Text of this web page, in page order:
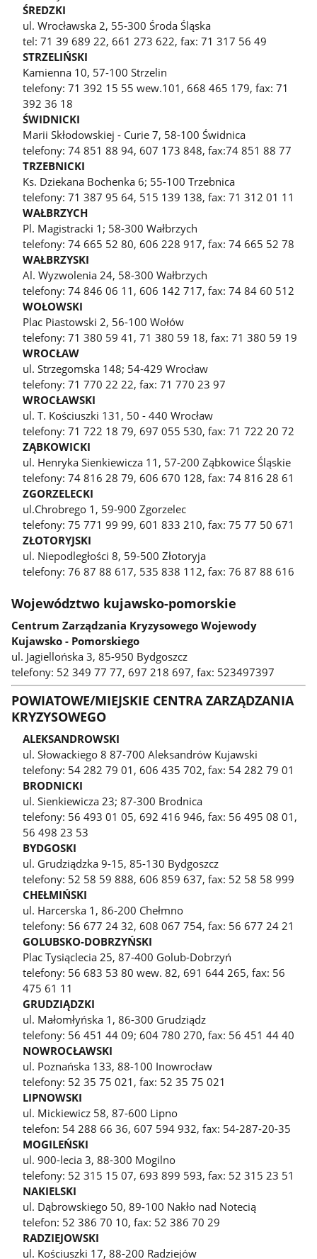
ŚREDZKI
ul. Wrocławska 2, 55-300 Środa Śląska
tel: 71 39 689 22, 661 273 622, fax: 71 317 56 49
STRZELIŃSKI
Kamienna 10, 57-100 Strzelin
telefony: 71 392 15 55 wew.101, 668 465 179, fax: 71
392 36 18
ŚWIDNICKI
Marii Skłodowskiej - Curie 7, 58-100 Świdnica
telefony: 74 851 88 94, 607 173 848, fax:74 851 88 77
TRZEBNICKI
Ks. Dziekana Bochenka 6; 55-100 Trzebnica
telefony: 71 387 95 64, 515 139 138, fax: 71 312 01 11
WAŁBRZYCH
Pl. Magistracki 1; 58-300 Wałbrzych
telefony: 74 665 52 80, 606 228 917, fax: 74 665 52 78
WAŁBRZYSKI
Al. Wyzwolenia 24, 58-300 Wałbrzych
telefony: 74 846 06 11, 606 142 717, fax: 74 84 60 512
WOŁOWSKI
Plac Piastowski 2, 56-100 Wołów
telefony: 71 380 59 41, 71 380 59 18, fax: 71 380 59 19
WROCŁAW
ul. Strzegomska 148; 54-429 Wrocław
telefony: 71 770 22 22, fax: 71 770 23 97
WROCŁAWSKI
ul. T. Kościuszki 131, 50 - 440 Wrocław
telefony: 71 722 18 79, 697 055 530, fax: 71 722 20 72
ZĄBKOWICKI
ul. Henryka Sienkiewicza 11, 57-200 Ząbkowice Śląskie
telefony: 74 816 28 79, 606 670 128, fax: 74 816 28 61
ZGORZELECKI
ul.Chrobrego 1, 59-900 Zgorzelec
telefony: 75 771 99 99, 601 833 210, fax: 75 77 50 671
ZŁOTORYJSKI
ul. Niepodległości 8, 59-500 Złotoryja
telefony: 76 87 88 617, 535 838 112, fax: 76 87 88 616
Województwo kujawsko-pomorskie
Centrum Zarządzania Kryzysowego Wojewody
Kujawsko - Pomorskiego
ul. Jagiellońska 3, 85-950 Bydgoszcz
telefony: 52 349 77 77, 697 218 697, fax: 523497397
POWIATOWE/MIEJSKIE CENTRA ZARZĄDZANIA
KRYZYSOWEGO
ALEKSANDROWSKI
ul. Słowackiego 8 87-700 Aleksandrów Kujawski
telefony: 54 282 79 01, 606 435 702, fax: 54 282 79 01
BRODNICKI
ul. Sienkiewicza 23; 87-300 Brodnica
telefony: 56 493 01 05, 692 416 946, fax: 56 495 08 01,
56 498 23 53
BYDGOSKI
ul. Grudziądzka 9-15, 85-130 Bydgoszcz
telefony: 52 58 59 888, 606 859 637, fax: 52 58 58 999
CHEŁMIŃSKI
ul. Harcerska 1, 86-200 Chełmno
telefony: 56 677 24 32, 608 067 754, fax: 56 677 24 21
GOLUBSKO-DOBRZYŃSKI
Plac Tysiąclecia 25, 87-400 Golub-Dobrzyń
telefony: 56 683 53 80 wew. 82, 691 644 265, fax: 56
475 61 11
GRUDZIĄDZKI
ul. Małomłyńska 1, 86-300 Grudziądz
telefony: 56 451 44 09; 604 780 270, fax: 56 451 44 40
NOWROCŁAWSKI
ul. Poznańska 133, 88-100 Inowrocław
telefony: 52 35 75 021, fax: 52 35 75 021
LIPNOWSKI
ul. Mickiewicz 58, 87-600 Lipno
telefon: 54 288 66 36, 607 594 932, fax: 54-287-20-35
MOGILEŃSKI
ul. 900-lecia 3, 88-300 Mogilno
telefony: 52 315 15 07, 693 899 593, fax: 52 315 23 51
NAKIELSKI
ul. Dąbrowskiego 50, 89-100 Nakło nad Notecią
telefon: 52 386 70 10, fax: 52 386 70 29
RADZIEJOWSKI
ul. Kościuszki 17, 88-200 Radziejów